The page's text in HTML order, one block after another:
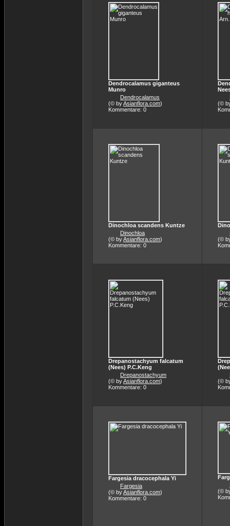
Dendrocalamus giganteus
Munro
Dendrocalamus
(© byAsianflora.com)
Kommentare: 0
(©
Dinochloa scandens Kuntze
Dinochloa
(© byAsianflora.com)
Kommentare: 0
(©
Drepanostachyum falcatum
(Nees) P.C.Keng
Drepanostachyum
(© byAsianflora.com)
Kommentare: 0
(©
Fargesia dracocephala Yi
Fargesia
(© byAsianflora.com)
Kommentare: 0
(©